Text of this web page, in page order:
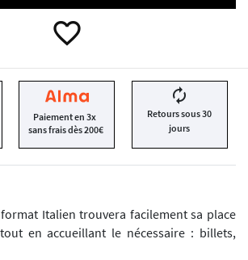
favorite_border
Paiement en 3x
sans frais dès 200€
autorenew
Retours sous 30
jours
Italien trouvera facilement sa place
en accueillant le nécessaire : billets,